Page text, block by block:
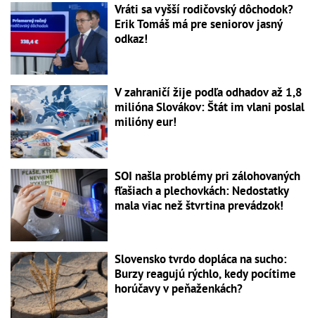
Vráti sa vyšší rodičovský dôchodok?
Erik Tomáš má pre seniorov jasný
odkaz!
V zahraničí žije podľa odhadov až 1,8
milióna Slovákov: Štát im vlani poslal
milióny eur!
SOI našla problémy pri zálohovaných
fľašiach a plechovkách: Nedostatky
mala viac než štvrtina prevádzok!
Slovensko tvrdo dopláca na sucho:
Burzy reagujú rýchlo, kedy pocítime
horúčavy v peňaženkách?